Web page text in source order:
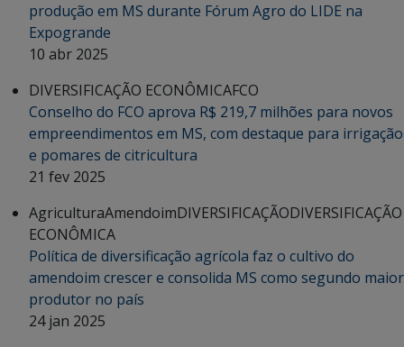
produção em MS durante Fórum Agro do LIDE na
Expogrande
10 abr 2025
DIVERSIFICAÇÃO ECONÔMICAFCO
Conselho do FCO aprova R$ 219,7 milhões para novos
empreendimentos em MS, com destaque para irrigação
e pomares de citricultura
21 fev 2025
AgriculturaAmendoimDIVERSIFICAÇÃODIVERSIFICAÇÃO
ECONÔMICA
Política de diversificação agrícola faz o cultivo do
amendoim crescer e consolida MS como segundo maior
produtor no país
24 jan 2025